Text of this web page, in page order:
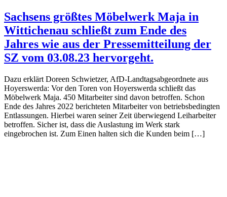
Sachsens größtes Möbelwerk Maja in
Wittichenau schließt zum Ende des
Jahres wie aus der Pressemitteilung der
SZ vom 03.08.23 hervorgeht.
Dazu erklärt Doreen Schwietzer, AfD-Landtagsabgeordnete aus
Hoyerswerda: Vor den Toren von Hoyerswerda schließt das
Möbelwerk Maja. 450 Mitarbeiter sind davon betroffen. Schon
Ende des Jahres 2022 berichteten Mitarbeiter von betriebsbedingten
Entlassungen. Hierbei waren seiner Zeit überwiegend Leiharbeiter
betroffen. Sicher ist, dass die Auslastung im Werk stark
eingebrochen ist. Zum Einen halten sich die Kunden beim […]